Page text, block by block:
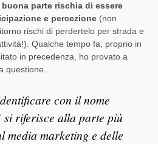
parte rischia di essere
e percezione (non
rischi di perdertelo per strada e
Qualche tempo fa, proprio in
in precedenza, ho provato a
questione…
con il nome
riferisce alla parte più
media marketing e delle